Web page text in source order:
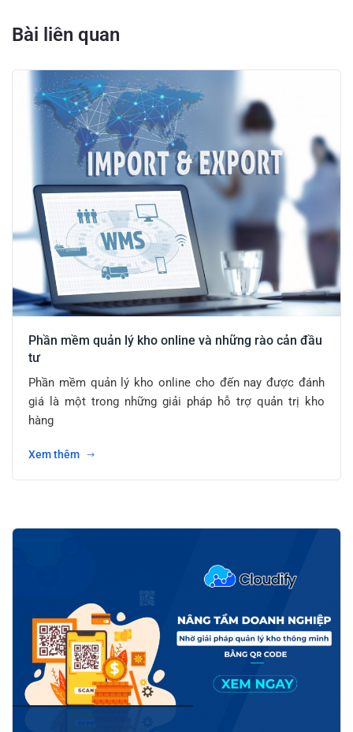
Bài liên quan
Phần mềm quản lý kho online và những rào cản đầu
tư
Phần mềm quản lý kho online cho đến nay được đánh
giá là một trong những giải pháp hỗ trợ quản trị kho
hàng
Xem thêm